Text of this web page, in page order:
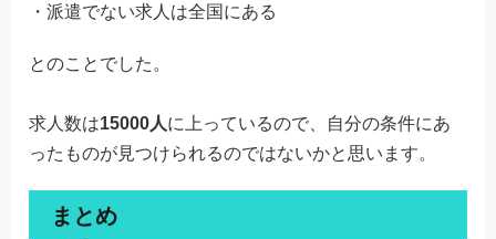
・派遣でない求人は全国にある
とのことでした。
求人数は15000人に上っているので、自分の条件にあ
ったものが見つけられるのではないかと思います。
まとめ